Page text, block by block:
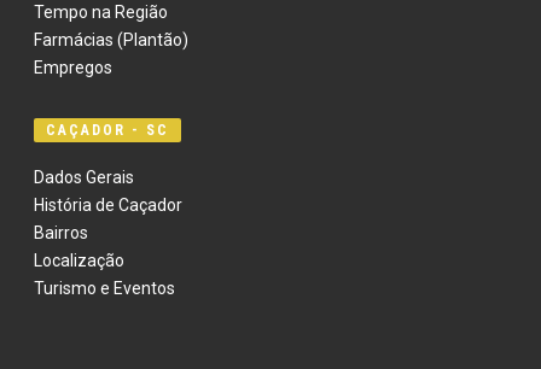
Tempo na Região
Farmácias (Plantão)
Empregos
CAÇADOR - SC
Dados Gerais
História de Caçador
Bairros
Localização
Turismo e Eventos